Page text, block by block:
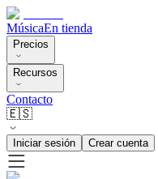
MúsicaEn tienda
Precios
Recursos
Contacto
🇪🇸
Iniciar sesión Crear cuenta